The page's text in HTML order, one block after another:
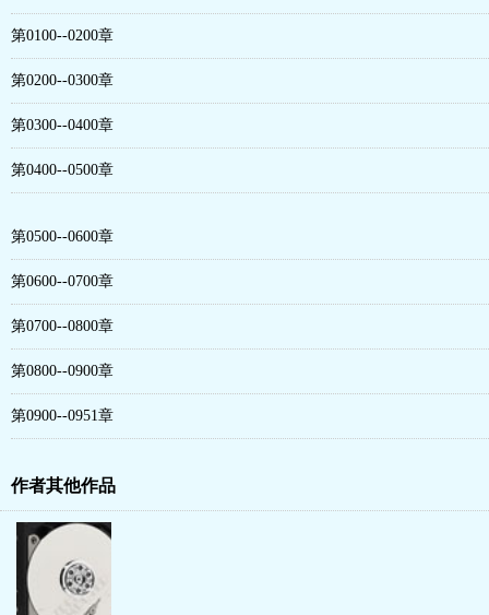
第0100--0200章
第0200--0300章
第0300--0400章
第0400--0500章
第0500--0600章
第0600--0700章
第0700--0800章
第0800--0900章
第0900--0951章
作者其他作品